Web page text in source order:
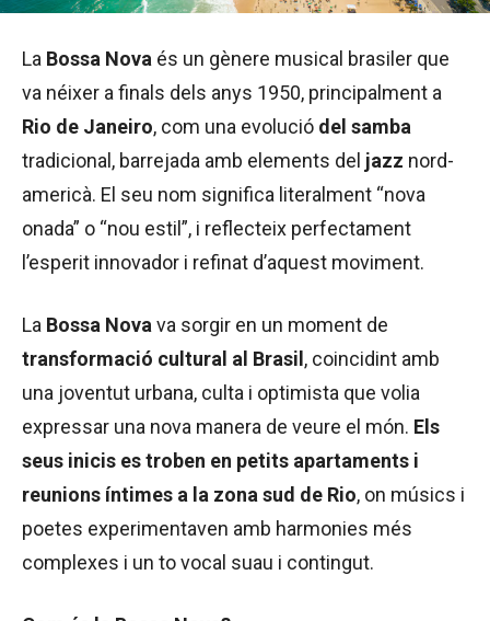
La Bossa Nova és un gènere musical brasiler que
va néixer a finals dels anys 1950, principalment a
Rio de Janeiro, com una evolució del samba
tradicional, barrejada amb elements del jazz nord-
americà. El seu nom significa literalment “nova
onada” o “nou estil”, i reflecteix perfectament
l’esperit innovador i refinat d’aquest moviment.
La Bossa Nova va sorgir en un moment de
transformació cultural al Brasil , coincidint amb
una joventut urbana, culta i optimista que volia
expressar una nova manera de veure el món. Els
seus inicis es troben en petits apartaments i
reunions íntimes a la zona sud de Rio, on músics i
poetes experimentaven amb harmonies més
complexes i un to vocal suau i contingut.